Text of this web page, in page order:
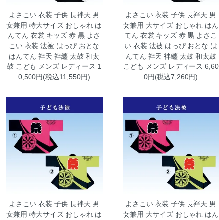
よさこい 衣装 子供 長袢天 男
女兼用 特大サイズ おしゃれ は
んてん 衣裳 キッズ 赤 黒 よさ
こい 衣装 法被 はっぴ おとな
はんてん 袢天 袢纏 太鼓 和太
鼓 こども メンズ レディース 1
0,500円(税込11,550円)
よさこい 衣装 子供 長袢天 男
女兼用 大サイズ おしゃれ はん
てん 衣裳 キッズ 赤 黒よさこ
い 衣装 法被 はっぴ おとな は
んてん 袢天 袢纏 太鼓 和太鼓
こども メンズ レディース 6,60
0円(税込7,260円)
よさこい 衣装 子供 長袢天 男
女兼用 特大サイズ おしゃれ は
よさこい 衣装 子供 長袢天 男
女兼用 大サイズ おしゃれ はん